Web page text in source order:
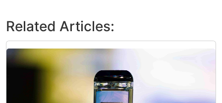
Related Articles: